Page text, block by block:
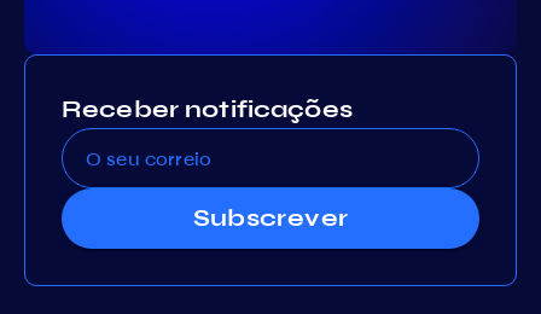
Receber notificações
Subscrever